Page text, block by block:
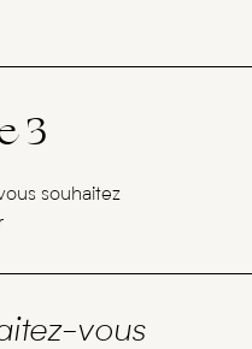
3
souhaitez
vous